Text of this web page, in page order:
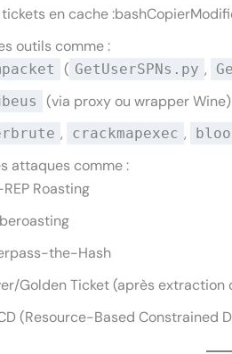
en cache
outils comme :
( GetUserSPNs.py ,
(via proxy ou wrapper Wine)
, crackmapexec ,
attaques comme :
Roasting
the-Hash
Golden Ticket (après extraction
(Resource-Based Constrained